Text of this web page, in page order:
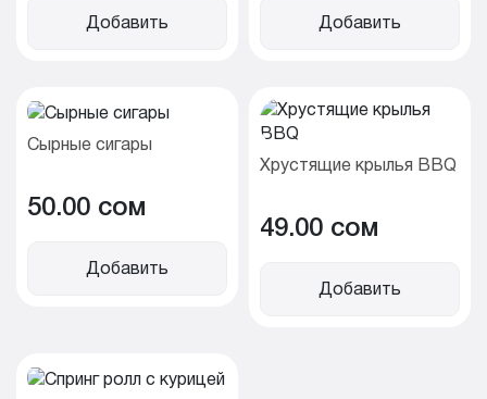
Добавить Добавить
Сырные сигары
50.00 cом
Добавить
Хрустящие крылья BBQ
49.00 cом
Добавить